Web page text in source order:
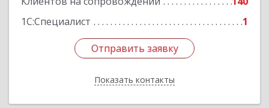
1С:Специалист
1
Отправить заявку
Показать контакты
Отправить заявку
Назад